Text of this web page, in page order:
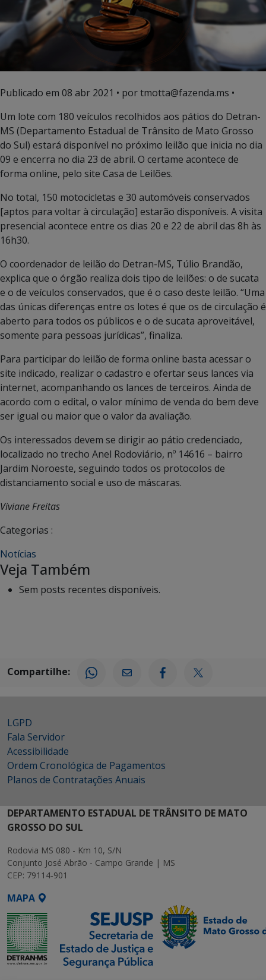
Publicado em 08 abr 2021 • por tmotta@fazenda.ms •
Um lote com 180 veículos recolhidos aos pátios do Detran-
MS (Departamento Estadual de Trânsito de Mato Grosso
do Sul) estará disponível no próximo leilão que inicia no dia
09 e encerra no dia 23 de abril. O certame acontece de
forma online, pelo site Casa de Leilões.
No total, 150 motocicletas e 30 automóveis conservados
[aptos para voltar à circulação] estarão disponíveis. A visita
presencial acontece entre os dias 20 e 22 de abril das 8h às
16h30.
O coordenador de leilão do Detran-MS, Túlio Brandão,
explica que o órgão realiza dois tipo de leilões: o de sucata
e o de veículos conservados, que é o caso deste leilão. “Uma
das únicas diferenças entre os lotes é que os de circulação é
aberto para todos os públicos e o de sucata aproveitável,
somente para pessoas jurídicas”, finaliza.
Para participar do leilão de forma online basta acessar o
site indicado, realizar o cadastro e ofertar seus lances via
internet, acompanhando os lances de terceiros. Ainda de
acordo com o edital, o valor mínimo de venda do bem deve
ser igual ou maior que o valor da avaliação.
Os interessados devem se dirigir ao pátio credenciado,
localizado no trecho Anel Rodoviário, nº 14616 – bairro
Jardim Noroeste, seguindo todos os protocolos de
distanciamento social e uso de máscaras.
Viviane Freitas
Categorias :
Notícias
Veja Também
Sem posts recentes disponíveis.
Compartilhe:
LGPD
Fala Servidor
Acessibilidade
Ordem Cronológica de Pagamentos
Planos de Contratações Anuais
DEPARTAMENTO ESTADUAL DE TRÂNSITO DE MATO
GROSSO DO SUL
Rodovia MS 080 - Km 10, S/N
Conjunto José Abrão - Campo Grande | MS
CEP: 79114-901
MAPA